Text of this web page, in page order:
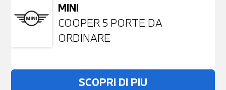
MINI
COOPER 5 PORTE DA
ORDINARE
SCOPRI DI PIU